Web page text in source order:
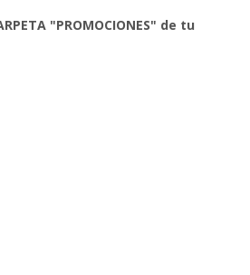
"PROMOCIONES" de tu